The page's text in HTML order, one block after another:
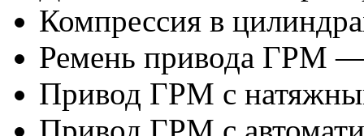
Компрессия в
Ремень привода ГРМ —
Привод ГРМ с